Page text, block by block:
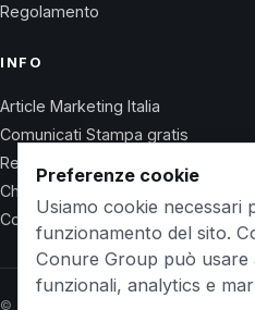
Regolamento
INFO
Article Marketing Italia
Comunicati Stampa gratis
Regolamento
Chi Siamo
Contatti
© 2026 Wet Life News · The Conure
Preferenze cookie
Usiamo cookie necessari
funzionamento del sito.
Conure Group può usare
funzionali, analytics e